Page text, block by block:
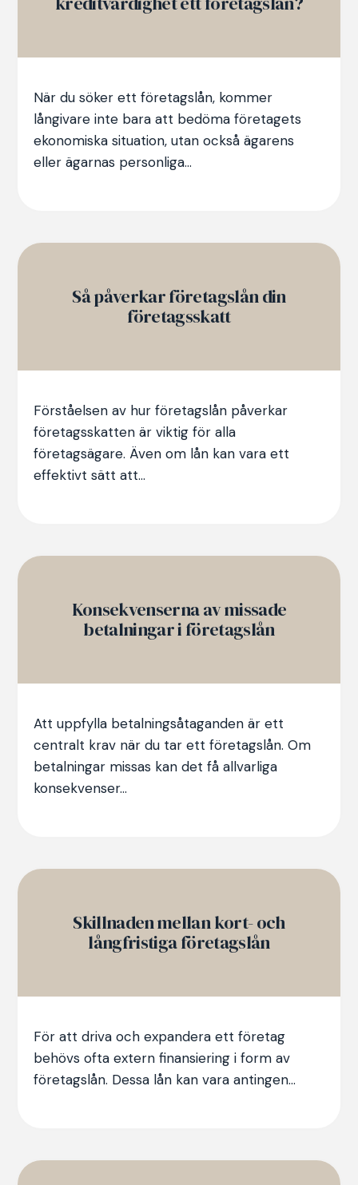
När du söker ett företagslån, kommer
långivare inte bara att bedöma företagets
ekonomiska situation, utan också ägarens
eller ägarnas personliga...
Så påverkar företagslån din
företagsskatt
Förståelsen av hur företagslån påverkar
företagsskatten är viktig för alla
företagsägare. Även om lån kan vara ett
effektivt sätt att...
Konsekvenserna av missade
betalningar i företagslån
Att uppfylla betalningsåtaganden är ett
centralt krav när du tar ett företagslån. Om
betalningar missas kan det få allvarliga
konsekvenser...
Skillnaden mellan kort- och
långfristiga företagslån
För att driva och expandera ett företag
behövs ofta extern finansiering i form av
företagslån. Dessa lån kan vara antingen...